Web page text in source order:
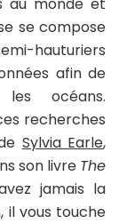
se compose
hauturiers
afin de
océans.
recherches
Sylvia Earle,
son livre The
jamais la
il vous touche